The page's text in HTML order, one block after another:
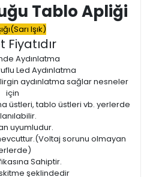
Tablo Apliği
Işık)
Fiyatıdır
Aydınlatma
Led Aydınlatma
aydınlatma sağlar nesneler
için
üstleri, tablo üstleri vb. yerlerde
uyumludur.
sorunu olmayan
Sahiptir.
şeklindedir